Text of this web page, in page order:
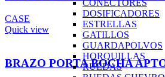
CONECTORES
DOSIFICADORES
ESTRELLAS
GATILLOS
GUARDAPOLVOS
HORQUILLAS
RUEDAS
CASE
Quick view
BRAZO PORTA BOCHA